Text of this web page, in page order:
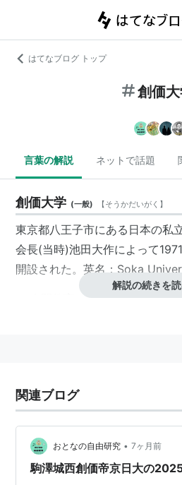
はてなブログ トップ
創価
言葉の解説 ネットで話題
創価大学 (一般) 【そうかだいがく 】
東京都八王子市にある日本の私
会長(当時)池田大作によって
開設された。英名：Soka
人間教育の最高学府たれ
創価大学においては宗教教育は
る。*2
ているが、実際の入学者には創
れている。
解説の続きを
関連ブログ
おとなの自由研究 • 7ヶ月前
駒澤城西創価帝京日大の